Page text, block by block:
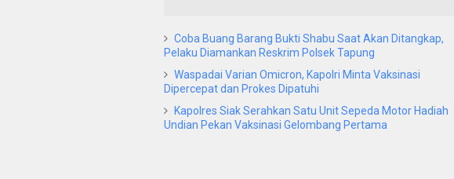
Coba Buang Barang Bukti Shabu Saat Akan Ditangkap,
Pelaku Diamankan Reskrim Polsek Tapung
Waspadai Varian Omicron, Kapolri Minta Vaksinasi
Dipercepat dan Prokes Dipatuhi
Kapolres Siak Serahkan Satu Unit Sepeda Motor Hadiah
Undian Pekan Vaksinasi Gelombang Pertama